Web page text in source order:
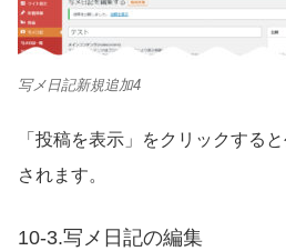
写メ日記新規追加4
「投稿を表示」をクリックする
されます。
10-3.写メ日記の編集